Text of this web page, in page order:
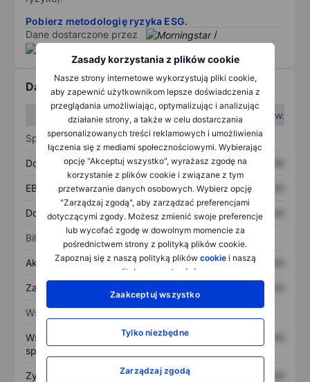
Zasady korzystania z plików cookie
Nasze strony internetowe wykorzystują pliki cookie,
aby zapewnić użytkownikom lepsze doświadczenia z
przeglądania umożliwiając, optymalizując i analizując
działanie strony, a także w celu dostarczania
spersonalizowanych treści reklamowych i umożliwienia
łączenia się z mediami społecznościowymi. Wybierając
opcję "Akceptuj wszystko", wyrażasz zgodę na
korzystanie z plików cookie i związane z tym
przetwarzanie danych osobowych. Wybierz opcję
"Zarządzaj zgodą", aby zarządzać preferencjami
dotyczącymi zgody. Możesz zmienić swoje preferencje
lub wycofać zgodę w dowolnym momencie za
pośrednictwem strony z polityką plików cookie.
Zapoznaj się z naszą polityką plików cookiei naszą
polityką
prywatności
Zaakceptuj wszystko
Tylko niezbędne
Zarządzaj zgodą
Pobierz metodologię ryzyka ESG.
Dane dostarczone przez
/
Dane finansowe
W I kw.
W II kw.
Sprawozdanie z zysków
Dochód XXXXXXX XXXXXXX
EBITDA XXXXXXX XXXXXXX
Dochód netto XXXXXXX XXXXXXX
Bilans
Aktywa ogółem XXXXXXX XXXXXXX
Zadłużenie ogółem
Wskaźniki
Współczynnik cena do
sprzedaży
XXXXXXX
Zysk na akcję XXXXXXX